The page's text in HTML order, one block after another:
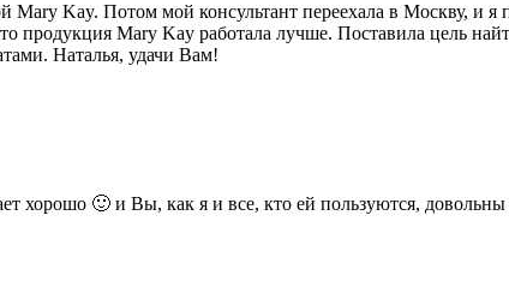
Mary Kay. Потом мой консультант переехала в Москву, и я
Mary Kay работала лучше. Поставила цель
Наталья, удачи Вам!
хорошо 🙂 и Вы, как я и все, кто ей пользуются,